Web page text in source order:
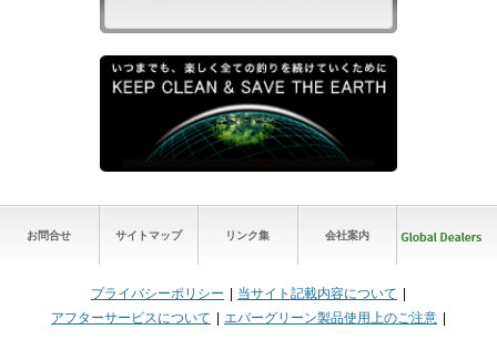
お問合せ サイトマップ リンク集 会社案内
プライバシーポリシー
当サイト記載内容について
アフターサービスについて
エバーグリーン製品使用上のご注意